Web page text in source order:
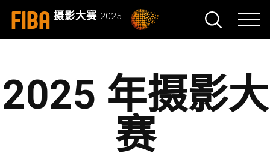
FIBA 摄影大赛2025
2025 年摄影大
赛